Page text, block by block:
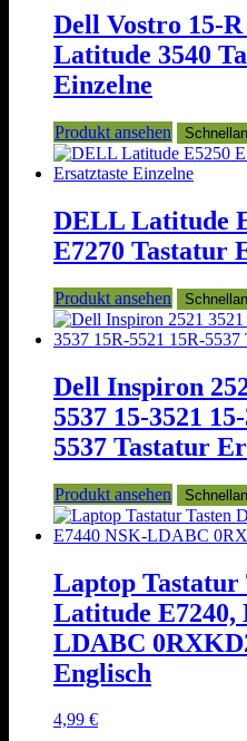
Dell Vostro 15-R
Latitude 3540
Einzelne
Produkt ansehen
DELL Latitude
E7270 Tastatur
Produkt ansehen
Dell Inspiron
5537 15-3521
5537 Tastatur
Produkt ansehen
Laptop Tastatur
Latitude E7240,
LDABC
Englisch
4,99 €